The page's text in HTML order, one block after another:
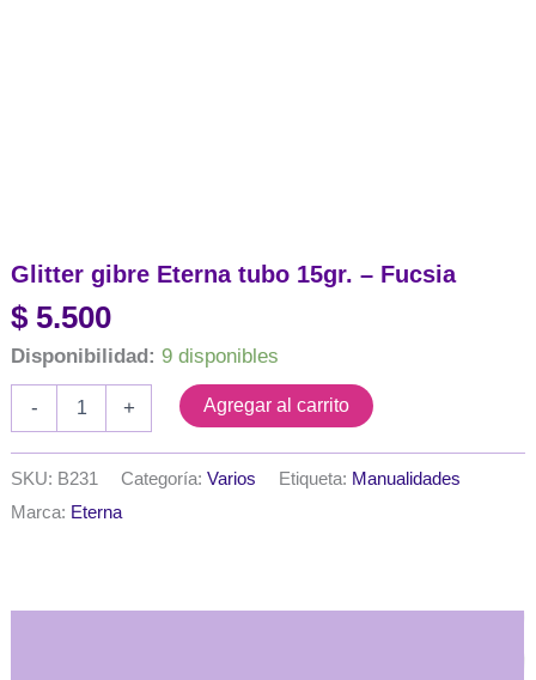
Glitter gibre Eterna tubo 15gr. – Fucsia
$ 5.500
Disponibilidad: 9 disponibles
-
15gr.
-
+ Agregar al carrito
SKU: B231 Categoría:Varios Etiqueta: Manualidades
Marca: Eterna